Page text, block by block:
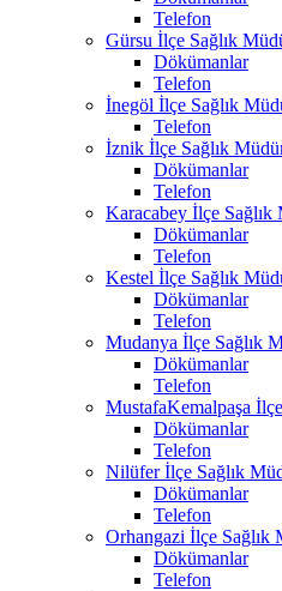
Telefon
Gürsu İlçe Sağlık
Dökümanlar
Telefon
İnegöl İlçe Sağlık
Telefon
İznik İlçe Sağlık
Dökümanlar
Telefon
Karacabey İlçe Sağlık
Dökümanlar
Telefon
Kestel İlçe Sağlık
Dökümanlar
Telefon
Mudanya İlçe Sağlık
Dökümanlar
Telefon
MustafaKemalpaşa
Dökümanlar
Telefon
Nilüfer İlçe Sağlık
Dökümanlar
Telefon
Orhangazi İlçe Sağlık
Dökümanlar
Telefon